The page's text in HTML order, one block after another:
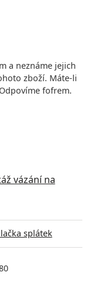
a neznáme jejich
zboží. Máte-li
fofrem.
vázání na
splátek